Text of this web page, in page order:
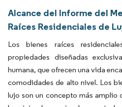
Alcance del Informe del
Raíces Residenciales de
Los bienes raíces
propiedades diseñadas
humana, que ofrecen una vida
comodidades de alto nivel. Los
lujo son un concepto más amplio